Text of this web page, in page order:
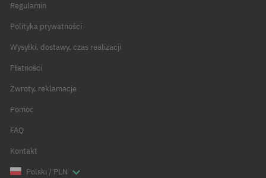
Regulamin
Polityka prywatności
Wysyłki, dostawy, czas realizacji
Płatności
Zwroty, reklamacje
Pomoc
FAQ
Kontakt
Polski / PLN